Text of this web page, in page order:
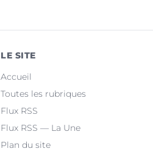
LE SITE
Accueil
Toutes les rubriques
Flux RSS
Flux RSS — La Une
Plan du site